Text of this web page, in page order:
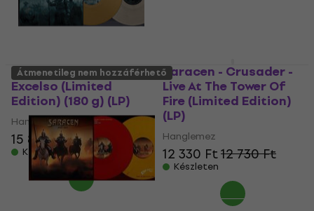
Saracen - Vox In
Excelso (Limited
Edition) (180 g) (LP)
Hanglemez
15 850 Ft
Készleten
Saracen - Crusader -
Live At The Tower Of
Fire (Limited Edition)
(LP)
Hanglemez
12 330 Ft12 730 Ft
Készleten
Átmenetileg nem hozzáférhető